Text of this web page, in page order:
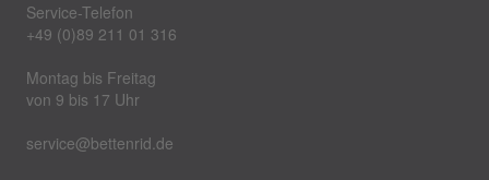
Service-Telefon
+49 (0)89 211 01 316
Montag bis Freitag
von 9 bis 17 Uhr
service@bettenrid.de